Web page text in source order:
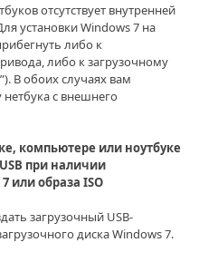
отсутствует внутренней
установки Windows 7 на
либо к
либо к загрузочному
В обоих случаях вам
нетбука с внешнего
компьютере или ноутбуке
при наличии
или образа ISO
загрузочный USB-
диска Windows 7.